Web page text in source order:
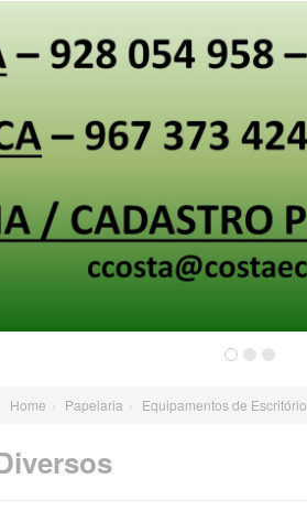
Home › Papelaria › Equipamentos de Escritório